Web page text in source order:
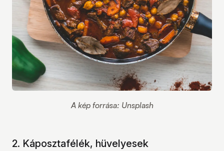
A kép forrása: Unsplash
2. Káposztafélék, hüvelyesek